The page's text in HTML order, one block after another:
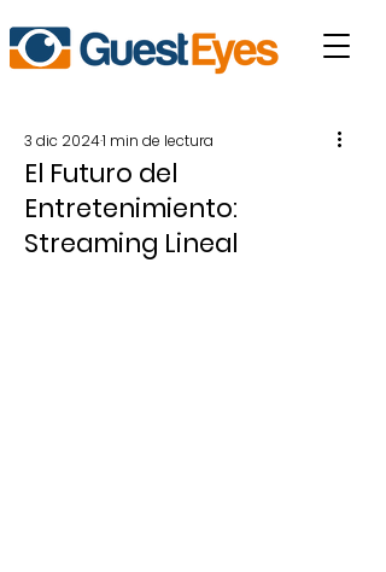
El Futuro del
Entretenimiento:
Streaming Lineal
3 dic 20241 min de lectura